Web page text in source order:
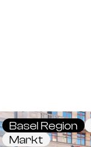
Basel Region
Markt